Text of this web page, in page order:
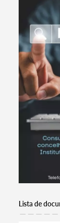
Termo
Lista de